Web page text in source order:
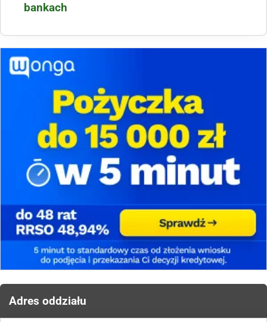
bankach
Adres oddziału